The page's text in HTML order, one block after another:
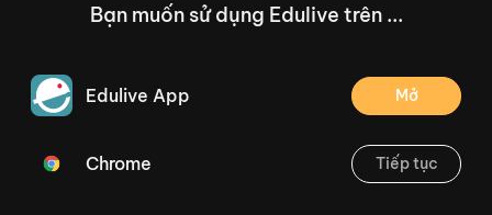
/--
Thoát
Bạn muốn sử dụng Edulive trên ...
Edulive App Mở
Chrome Tiếp tục